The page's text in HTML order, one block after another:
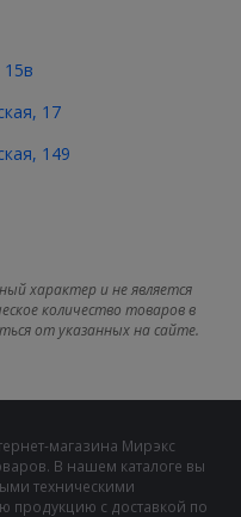
15в
17
149
характер и не является
количество товаров в
от указанных на сайте.
магазина Мирэкс
В нашем каталоге вы
техническими
продукцию с доставкой по